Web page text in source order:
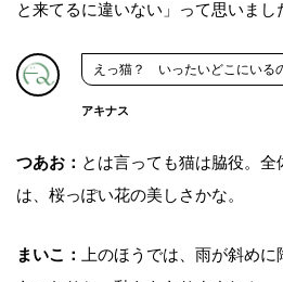
と来てるに違いない」って思いまし
えっ猫？ いったいどこにいる
アキナス
つあお： とは言っても猫は脇役。
は、桜っぽい花の美しさかな。
まいこ：
上のほうでは、雨が斜め